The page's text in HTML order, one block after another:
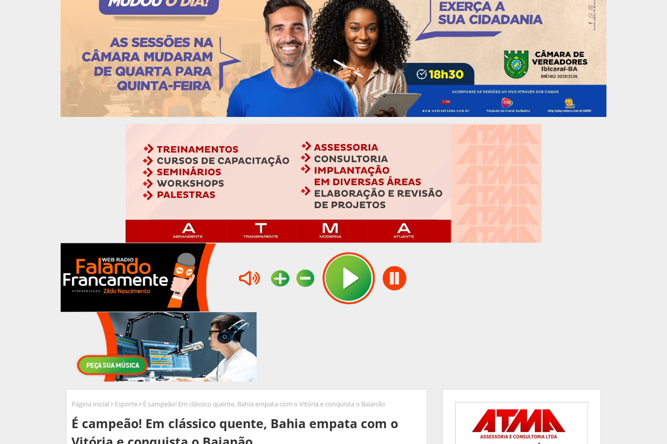
Página inicial Esporte É campeão! Em clássico quente, Bahia empata com o Vitória e conquista o Baianão
É campeão! Em clássico quente, Bahia empata com o